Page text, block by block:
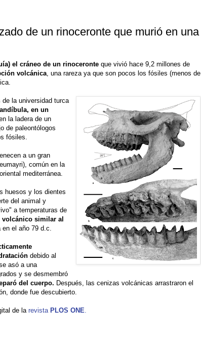
de un rinoceronte que murió en una
el cráneo de un rinoceronte que vivió hace 9,2 millones de
volcánica , una rareza ya que son pocos los fósiles (menos de
de la universidad turca
en un
la ladera de un
de paleontólogos
fósiles.
a un gran
común en la
mediterránea.
huesos y los dientes
del animal y
a temperaturas de
similar al
el año 79 d.c.
debido al
asó a una
y se desmembró
del cuerpo. Después, las cenizas volcánicas arrastraron el
donde fue descubierto.
de la revista PLOS ONE